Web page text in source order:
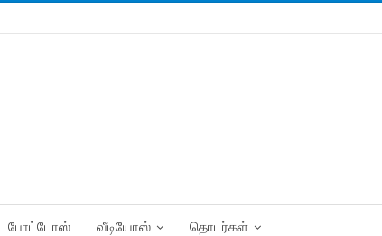
போட்டோஸ் வீடியோஸ் தொடர்கள்